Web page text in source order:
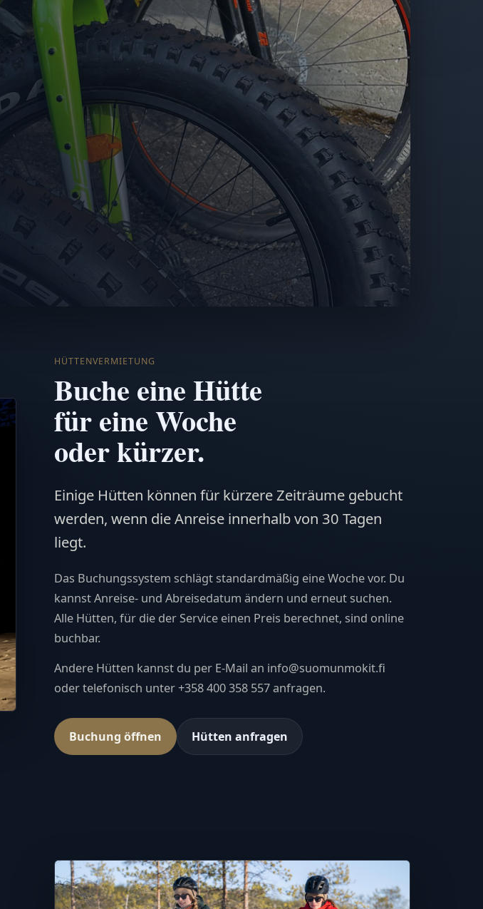
HÜTTENVERMIETUNG
Buche eine Hütte
für eine Woche
oder kürzer.
Einige Hütten können für kürzere Zeiträume gebucht
werden, wenn die Anreise innerhalb von 30 Tagen
liegt.
Das Buchungssystem schlägt standardmäßig eine Woche vor. Du
kannst Anreise- und Abreisedatum ändern und erneut suchen.
Alle Hütten, für die der Service einen Preis berechnet, sind online
buchbar.
Andere Hütten kannst du per E-Mail an info@suomunmokit.fi
oder telefonisch unter +358 400 358 557 anfragen.
Buchung öffnen Hütten anfragen